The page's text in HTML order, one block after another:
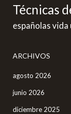
Técnicas
españolasvida
ARCHIVOS
agosto 2026
junio 2026
diciembre 2025